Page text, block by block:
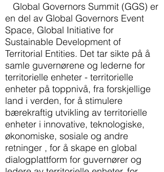
Global Governors Summit (GGS) er
en del av Global Governors Event
Space, Global Initiative for
Sustainable Development of
Territorial Entities. Det tar sikte på å
samle guvernørene og lederne for
territorielle enheter - territorielle
enheter på toppnivå, fra forskjellige
land i verden, for å stimulere
bærekraftig utvikling av territorielle
enheter i innovative, teknologiske,
økonomiske, sosiale og andre
retninger , for å skape en global
dialogplattform for guvernører og